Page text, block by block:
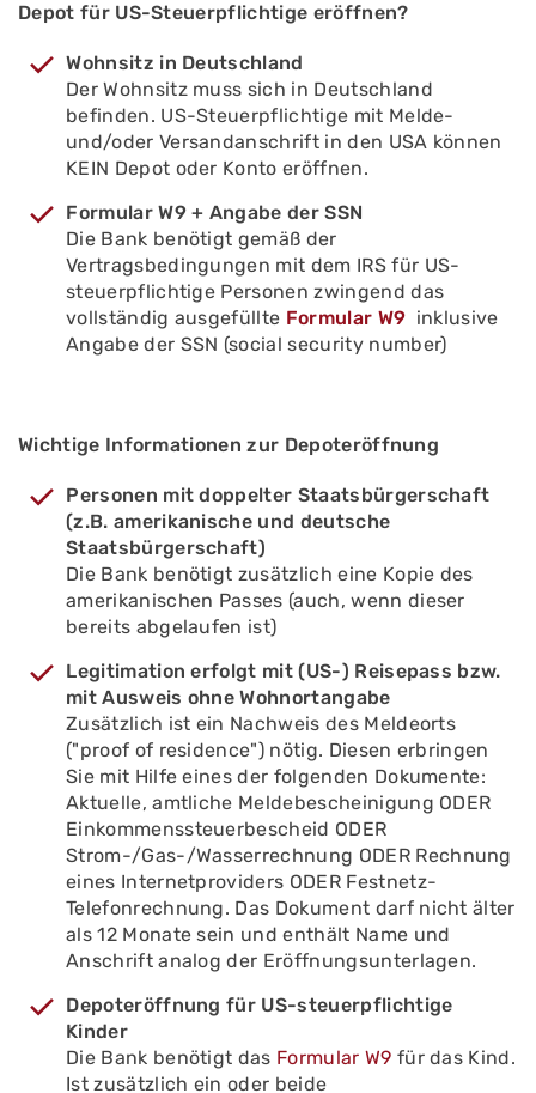
Depot für US-Steuerpflichtige eröffnen?
Wohnsitz in Deutschland
Der Wohnsitz muss sich in Deutschland
befinden. US-Steuerpflichtige mit Melde-
und/oder Versandanschrift in den USA können
KEIN Depot oder Konto eröffnen.
Formular W9 + Angabe der SSN
Die Bank benötigt gemäß der
Vertragsbedingungen mit dem IRS für US-
steuerpflichtige Personen zwingend das
vollständig ausgefüllte Formular W9 inklusive
Angabe der SSN (social security number)
Wichtige Informationen zur Depoteröffnung
Personen mit doppelter Staatsbürgerschaft
(z.B. amerikanische und deutsche
Staatsbürgerschaft)
Die Bank benötigt zusätzlich eine Kopie des
amerikanischen Passes (auch, wenn dieser
bereits abgelaufen ist)
Legitimation erfolgt mit (US-) Reisepass bzw.
mit Ausweis ohne Wohnortangabe
Zusätzlich ist ein Nachweis des Meldeorts
("proof of residence") nötig. Diesen erbringen
Sie mit Hilfe eines der folgenden Dokumente:
Aktuelle, amtliche Meldebescheinigung ODER
Einkommenssteuerbescheid ODER
Strom-/Gas-/Wasserrechnung ODER Rechnung
eines Internetproviders ODER Festnetz-
Telefonrechnung. Das Dokument darf nicht älter
als 12 Monate sein und enthält Name und
Anschrift analog der Eröffnungsunterlagen.
Depoteröffnung für US-steuerpflichtige
Kinder
Die Bank benötigt das Formular W9 für das Kind.
Ist zusätzlich ein oder beide